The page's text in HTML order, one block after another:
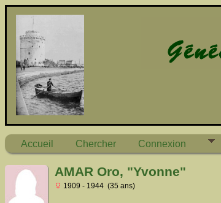
Accueil Chercher Connexion
AMAR Oro, "Yvonne"
1909 - 1944 (35 ans)